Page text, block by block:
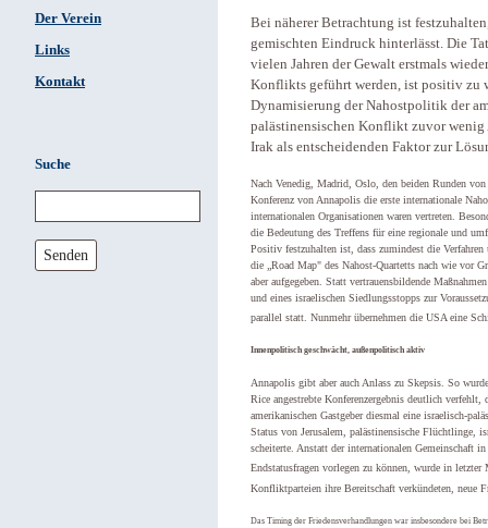
Der Verein
Links
Kontakt
Suche
Senden
Bei näherer Betrachtung ist
gemischten Eindruck hinterlässt. Die
vielen Jahren der Gewalt erstmals
Konflikts geführt werden, ist positiv zu
Dynamisierung der Nahostpolitik der
palästinensischen Konflikt zuvor wenig
Irak als entscheidenden Faktor zur
Nach Venedig, Madrid, Oslo, den beiden Runden
Konferenz von Annapolis die erste internationale
internationalen Organisationen waren vertreten.
die Bedeutung des Treffens für eine regionale und
Positiv festzuhalten ist, dass zumindest die
die „Road Map" des Nahost-Quartetts nach wie vor
aber aufgegeben. Statt vertrauensbildende
und eines israelischen Siedlungsstopps zur
parallel statt. Nunmehr übernehmen die USA eine
Innenpolitisch geschwächt, außenpolitisch aktiv
Annapolis gibt aber auch Anlass zu Skepsis. So
Rice angestrebte Konferenzergebnis deutlich
amerikanischen Gastgeber diesmal eine israelisch-
Status von Jerusalem, palästinensische Flüchtlinge,
scheiterte. Anstatt der internationalen Gemeinschaft
Endstatusfragen vorlegen zu können, wurde in
Konfliktparteien ihre Bereitschaft verkündeten, neue
Das Timing der Friedensverhandlungen war insbesondere bei